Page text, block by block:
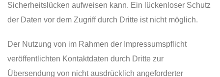
Sicherheitslücken aufweisen kann. Ein lückenloser Schutz
der Daten vor dem Zugriff durch Dritte ist nicht möglich.
Der Nutzung von im Rahmen der Impressumspflicht
veröffentlichten Kontaktdaten durch Dritte zur
Übersendung von nicht ausdrücklich angeforderter